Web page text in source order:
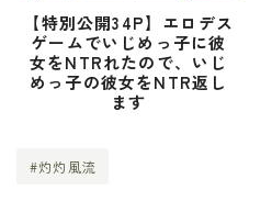
【特別公開34P】エロデス
ゲームでいじめっ子に彼
女をNTRれたので、いじ
めっ子の彼女をNTR返し
ます
#灼灼風流